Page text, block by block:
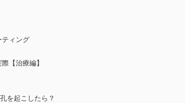
ティング
【治療編】
を起こしたら？